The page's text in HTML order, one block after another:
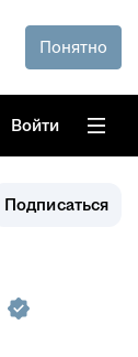
Понятно
Войти
Подписаться